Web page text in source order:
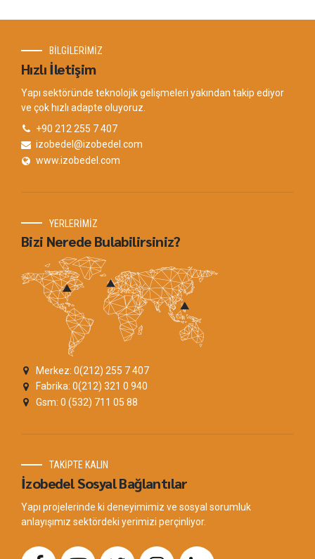
BİLGİLERİMİZ
Hızlı İletişim
Yapı sektöründe teknolojik gelişmeleri yakından takip ediyor
ve çok hızlı adapte oluyoruz.
+90 212 255 7 407
izobedel@izobedel.com
www.izobedel.com
YERLERİMİZ
Bizi Nerede Bulabilirsiniz?
Merkez: 0(212) 255 7 407
Fabrika: 0(212) 321 0 940
Gsm: 0 (532) 711 05 88
TAKİPTE KALIN
İzobedel Sosyal Bağlantılar
Yapı projelerinde ki deneyimimiz ve sosyal sorumluk
anlayışımız sektördeki yerimizi perçinliyor.